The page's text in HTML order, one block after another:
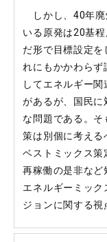
しかし、40年廃
いる原発は20基
だ形で目標設定
れにもかかわら
してエネルギー
があるが、国民に
な問題である。
策は別個に考え
ベストミックス策
再稼働の是非な
エネルギーミッ
ジョンに関する